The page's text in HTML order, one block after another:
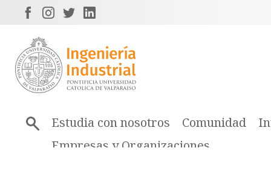
Estudia con nosotros Comunidad
Empresas y Organizaciones